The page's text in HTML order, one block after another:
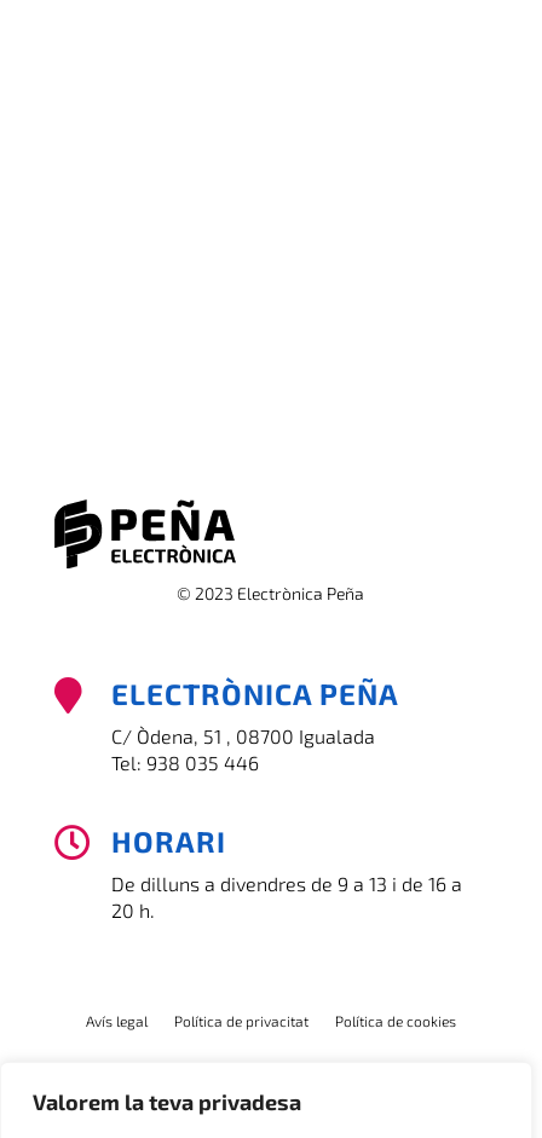
Valorem la teva privadesa
© 2023 Electrònica Peña
 ELECTRÒNICA PEÑA
C/ Òdena, 51 , 08700 Igualada
Tel: 938 035 446
 HORARI
De dilluns a divendres de 9 a 13 i de 16 a
20 h.
Avís legal Política de privacitat Política de cookies